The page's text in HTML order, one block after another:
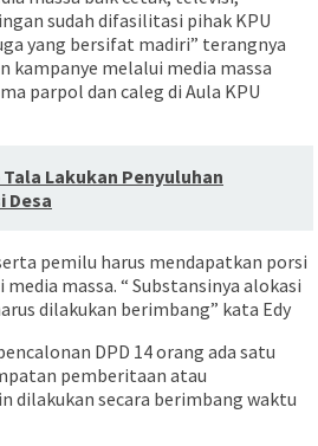
sudah difasilitasi pihak KPU
yang bersifat madiri” terangnya
kampanye melalui media massa
parpol dan caleg di Aula KPU
Lakukan Penyuluhan
Desa
pemilu harus mendapatkan porsi
massa. “ Substansinya alokasi
dilakukan berimbang” kata Edy
DPD 14 orang ada satu
pemberitaan atau
dilakukan secara berimbang waktu